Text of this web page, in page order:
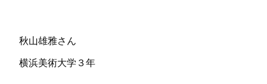
秋山雄雅さん
横浜美術大学３年